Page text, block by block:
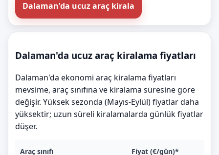
Dalaman'da ucuz araç kirala
Dalaman'da ucuz araç kiralama fiyatları
Dalaman'da ekonomi araç kiralama fiyatları
mevsime, araç sınıfına ve kiralama süresine göre
değişir. Yüksek sezonda (Mayıs-Eylül) fiyatlar daha
yüksektir; uzun süreli kiralamalarda günlük fiyatlar
düşer.
Araç sınıfı Fiyat (€/gün)*